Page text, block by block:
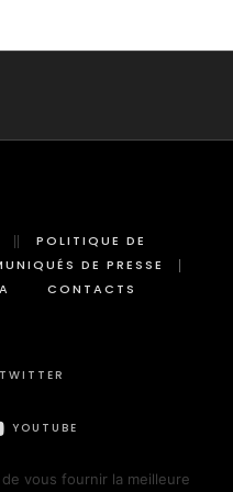
POLITIQUE DE
DE PRESSE
CONTACTS
TWITTER
YOUTUBE
vous fournir la meilleure